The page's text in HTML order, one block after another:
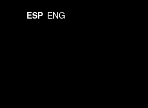
ESP ENG
Safaris exclusivos en Málaga